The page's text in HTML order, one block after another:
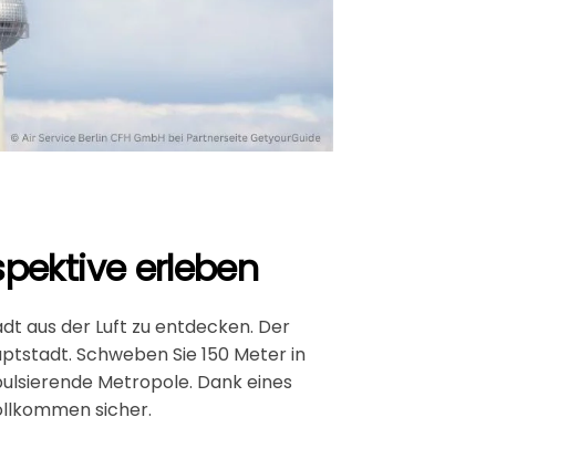
erleben
aus der Luft zu entdecken. Der
Schweben Sie 150 Meter in
Metropole. Dank eines
sicher.